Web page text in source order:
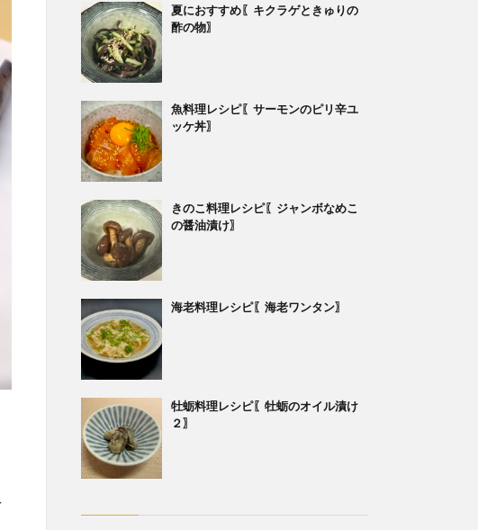
夏におすすめ〖キクラゲときゅりの
酢の物〗
魚料理レシピ〖サーモンのピリ辛ユ
ッケ丼〗
きのこ料理レシピ〖ジャンボなめこ
の醤油漬け〗
海老料理レシピ〖海老ワンタン〗
牡蛎料理レシピ〖牡蛎のオイル漬け
２〗